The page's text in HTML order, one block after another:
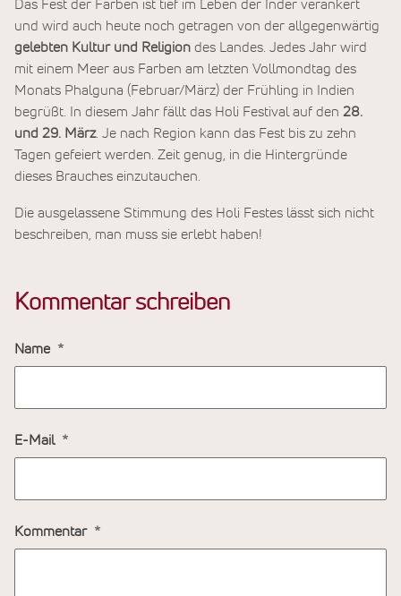
Das Fest der Farben ist tief im Leben der Inder verankert
und wird auch heute noch getragen von der allgegenwärtig
gelebten Kultur und Religion des Landes. Jedes Jahr wird
mit einem Meer aus Farben am letzten Vollmondtag des
Monats Phalguna (Februar/März) der Frühling in Indien
begrüßt. In diesem Jahr fällt das Holi Festival auf den 28.
und 29. März. Je nach Region kann das Fest bis zu zehn
Tagen gefeiert werden. Zeit genug, in die Hintergründe
dieses Brauches einzutauchen.
Die ausgelassene Stimmung des Holi Festes lässt sich nicht
beschreiben, man muss sie erlebt haben!
Kommentar schreiben
Name
E-Mail
Kommentar